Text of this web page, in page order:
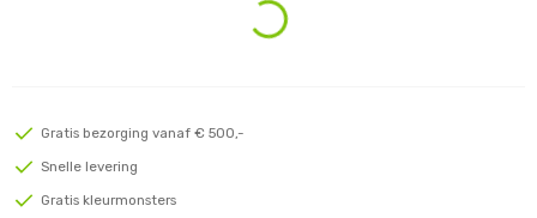
Gratis bezorging vanaf € 500,-
Snelle levering
Gratis kleurmonsters